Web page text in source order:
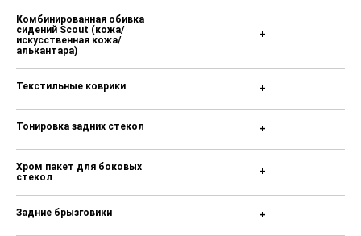
Цвет неметаллик 0 ₽
Цвет металлик 0 ₽
Специальный цвет (красный
Velvet Red металлик) 29 200 ₽
Спортивное трехспицевое
кожаное рулевое колесо с
трехспицевое кожаное рулевое
колесо c управлением DSG и
Комбинированная обивка
сидений Scout (кожа/
искусственная кожа/
алькантара)
Текстильные коврики
Тонировка задних стекол
Хром пакет для боковых
стекол
Задние брызговики
+
+
+
+
+